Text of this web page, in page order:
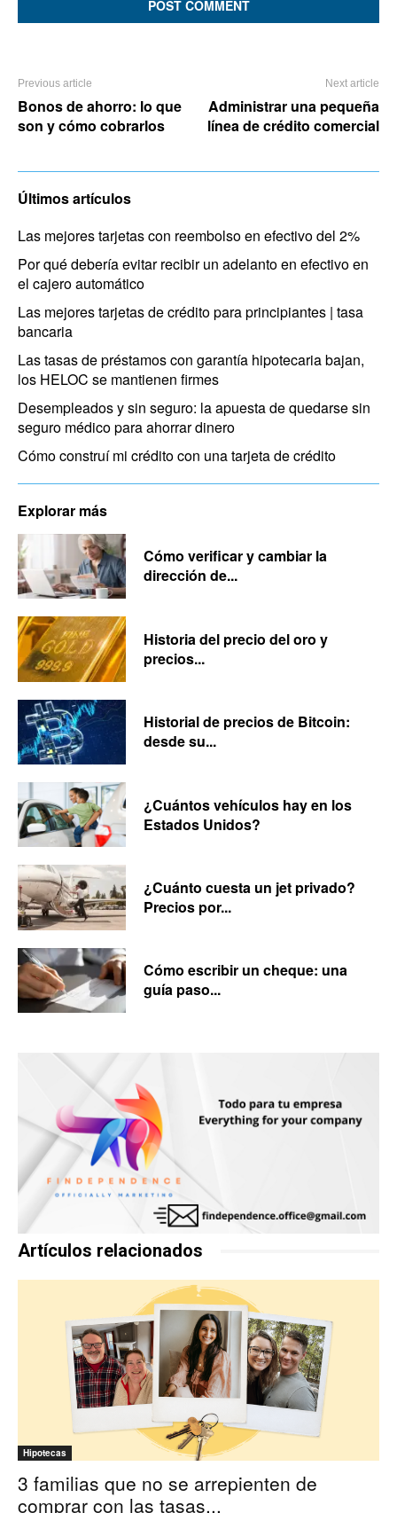
Previous article
Bonos de ahorro: lo que
son y cómo cobrarlos
Next article
Administrar una pequeña
línea de crédito comercial
Últimos artículos
Las mejores tarjetas con reembolso en efectivo del 2%
Por qué debería evitar recibir un adelanto en efectivo en
el cajero automático
Las mejores tarjetas de crédito para principiantes | tasa
bancaria
Las tasas de préstamos con garantía hipotecaria bajan,
los HELOC se mantienen firmes
Desempleados y sin seguro: la apuesta de quedarse sin
seguro médico para ahorrar dinero
Cómo construí mi crédito con una tarjeta de crédito
Explorar más
Cómo verificar y cambiar la
dirección de...
Historia del precio del oro y
precios...
Historial de precios de Bitcoin:
desde su...
¿Cuántos vehículos hay en los
Estados Unidos?
¿Cuánto cuesta un jet privado?
Precios por...
Cómo escribir un cheque: una
guía paso...
Artículos relacionados
Hipotecas
3 familias que no se arrepienten de
comprar con las tasas...